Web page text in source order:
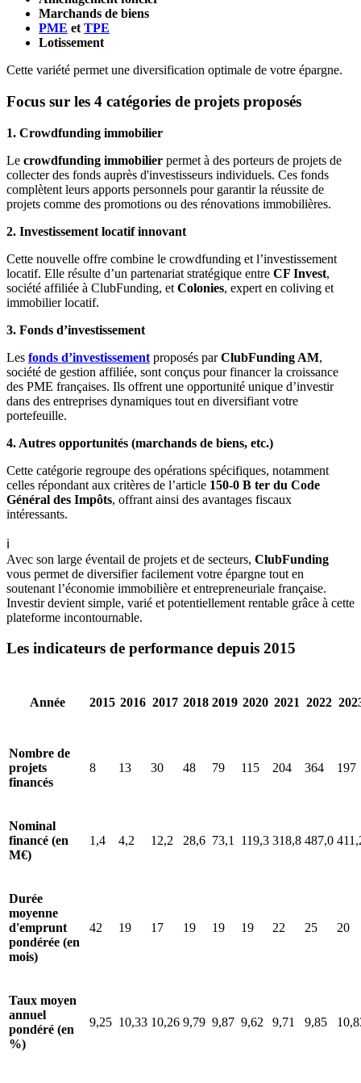
Marchands de biens
PME et TPE
Lotissement
Cette variété permet une diversification optimale de votre épargne.
Focus sur les 4 catégories de projets proposés
1. Crowdfunding immobilier
Le crowdfunding immobilier permet à des porteurs de projets de
collecter des fonds auprès d'investisseurs individuels. Ces fonds
complètent leurs apports personnels pour garantir la réussite de
projets comme des promotions ou des rénovations immobilières.
2. Investissement locatif innovant
Cette nouvelle offre combine le crowdfunding et l’investissement
locatif. Elle résulte d’un partenariat stratégique entre CF Invest,
société affiliée à ClubFunding, et Colonies, expert en coliving et
immobilier locatif.
3. Fonds d’investissement
Les fonds d’investissement proposés parClubFunding AM,
société de gestion affiliée, sont conçus pour financer la croissance
des PME françaises. Ils offrent une opportunité unique d’investir
dans des entreprises dynamiques tout en diversifiant votre
portefeuille.
4. Autres opportunités (marchands de biens, etc.)
Cette catégorie regroupe des opérations spécifiques, notamment
celles répondant aux critères de l’article 150-0 B ter du Code
Général des Impôts, offrant ainsi des avantages fiscaux
intéressants.
ℹ️
Avec son large éventail de projets et de secteurs, ClubFunding
vous permet de diversifier facilement votre épargne tout en
soutenant l’économie immobilière et entrepreneuriale française.
Investir devient simple, varié et potentiellement rentable grâce à cette
plateforme incontournable.
Les indicateurs de performance depuis 2015
Année 2015 2016 2017 2018 2019 2020 2021 2022
Nombre de
projets
financés
8 13 30 48 79 115 204 364 197
Nominal
financé (en
M€)
1,4 4,2 12,2 28,6 73,1 119,3 318,8 487,0
Durée
moyenne
d'emprunt
pondérée (en
mois)
42 19 17 19 19 19 22 25 20
Taux moyen
annuel
pondéré (en
%)
9,25 10,33 10,26 9,79 9,87 9,62 9,71 9,85